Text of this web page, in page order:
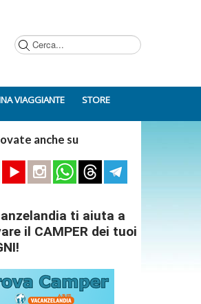
VIAGGIANTE STORE
anche su
ti aiuta a
il CAMPER dei tuoi